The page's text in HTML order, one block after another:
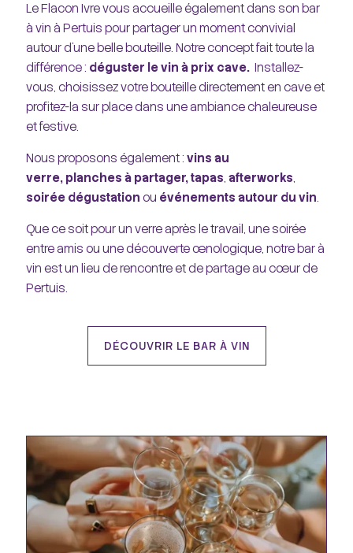
Le Flacon Ivre vous accueille également dans son bar
à vin à Pertuis pour partager un moment convivial
autour d’une belle bouteille. Notre concept fait toute la
différence : déguster le vin à prix cave. Installez-
vous, choisissez votre bouteille directement en cave et
profitez-la sur place dans une ambiance chaleureuse
et festive.
Nous proposons également : vins au
verre, planches à partager,tapas, afterworks,
soirée dégustation ou événements autour du vin.
Que ce soit pour un verre après le travail, une soirée
entre amis ou une découverte œnologique, notre bar à
vin est un lieu de rencontre et de partage au cœur de
Pertuis.
DÉCOUVRIR LE BAR À VIN